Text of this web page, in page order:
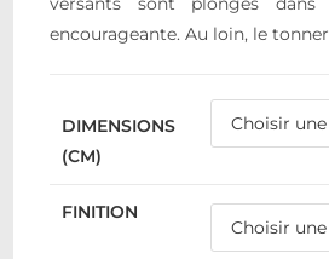
encourageante. Au loin, le
DIMENSIONS
(CM)
FINITION